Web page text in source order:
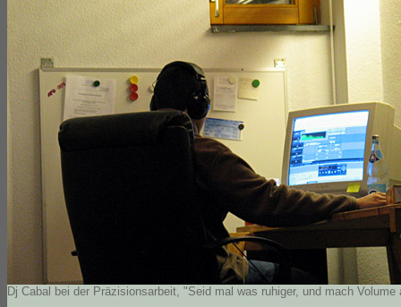
Dj Cabal bei der Präzisionsarbeit, "Seid mal was ruhiger, und mach Volume